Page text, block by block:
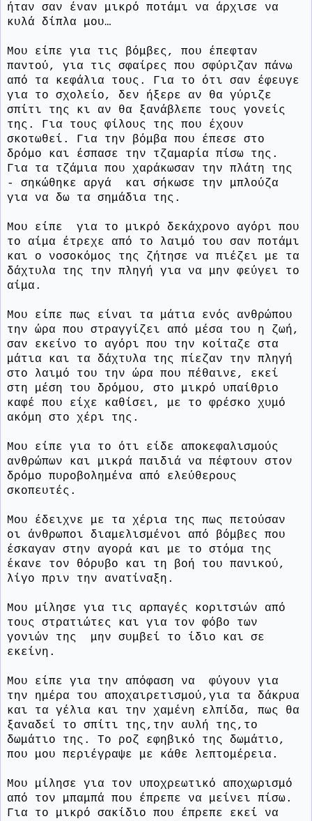
ήταν σαν έναν μικρό ποτάμι να άρχισε να
κυλά δίπλα μου…
Μου είπε για τις βόμβες, που έπεφταν
παντού, για τις σφαίρες που σφύριζαν πάνω
από τα κεφάλια τους. Για το ότι σαν έφευγε
για το σχολείο, δεν ήξερε αν θα γύριζε
σπίτι της κι αν θα ξανάβλεπε τους γονείς
της. Για τους φίλους της που έχουν
σκοτωθεί. Για την βόμβα που έπεσε στο
δρόμο και έσπασε την τζαμαρία πίσω της.
Για τα τζάμια που χαράκωσαν την πλάτη της
- σηκώθηκε αργά
και σήκωσε την μπλούζα
για να δω τα σημάδια της.
Μου είπε
για το μικρό δεκάχρονο αγόρι που
το αίμα έτρεχε από το λαιμό του σαν ποτάμι
και ο νοσοκόμος της ζήτησε να πιέζει με τα
δάχτυλα της την πληγή για να μην φεύγει το
αίμα.
Μου είπε πως είναι τα μάτια ενός ανθρώπου
την ώρα που στραγγίζει από μέσα του η ζωή,
σαν εκείνο το αγόρι που την κοίταζε στα
μάτια και τα δάχτυλα της πίεζαν την πληγή
στο λαιμό του την ώρα που πέθαινε, εκεί
στη μέση του δρόμου, στο μικρό υπαίθριο
καφέ που είχε καθίσει, με το φρέσκο χυμό
ακόμη στο χέρι της.
Μου είπε για το ότι είδε αποκεφαλισμούς
ανθρώπων και μικρά παιδιά να πέφτουν στον
δρόμο πυροβολημένα από ελεύθερους
σκοπευτές.
Μου έδειχνε με τα χέρια της πως πετούσαν
οι άνθρωποι διαμελισμένοι από βόμβες που
έσκαγαν στην αγορά και με το στόμα της
έκανε τον θόρυβο και τη βοή του πανικού,
λίγο πριν την ανατίναξη.
Μου μίλησε για τις αρπαγές κοριτσιών από
τους στρατιώτες και για τον φόβο των
γονιών της
μην συμβεί το ίδιο και σε
εκείνη.
Μου είπε για την απόφαση να
φύγουν για
την ημέρα του αποχαιρετισμού,για τα δάκρυα
και τα γέλια και την χαμένη ελπίδα, πως θα
ξαναδεί το σπίτι της,την αυλή της,το
δωμάτιο της. Το ροζ εφηβικό της δωμάτιο,
που μου περιέγραψε με κάθε λεπτομέρεια.
Μου μίλησε για τον υποχρεωτικό αποχωρισμό
από τον μπαμπά που έπρεπε να μείνει πίσω.
Για το μικρό σακίδιο που έπρεπε εκεί να